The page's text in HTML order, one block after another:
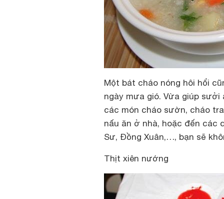
Một bát cháo nóng hôi hổi
ngày mưa gió. Vừa giúp sưởi
các món cháo sườn, cháo
nấu ăn ở nhà, hoặc đến các
Sư, Đồng Xuân,…, bạn sẽ
Thịt xiên nướng